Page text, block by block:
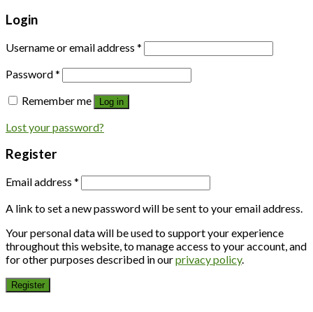
Login
Username or email address *
Password*
Remember me
Log in
Lost your password?
Register
Email address *
A link to set a new password will be sent to your email address.
Your personal data will be used to support your experience
throughout this website, to manage access to your account, and
for other purposes described in ourprivacy policy.
Register